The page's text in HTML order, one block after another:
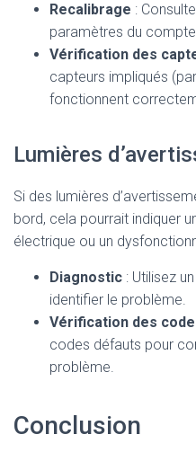
Recalibrage :
paramètres du
Vérification des
capteurs impliqués
fonctionnent
Lumières
Si des lumières
bord, cela pourrait indiquer
électrique ou un
Diagnostic : Utilisez
identifier le problème.
Vérification des
codes défauts pour
problème.
Conclusion